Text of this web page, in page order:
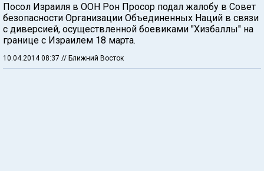
Посол Израиля в ООН Рон Просор подал жалобу в Совет
безопасности Организации Объединенных Наций в связи
с диверсией, осуществленной боевиками "Хизбаллы" на
границе с Израилем 18 марта.
10.04.2014 08:37 // Ближний Восток